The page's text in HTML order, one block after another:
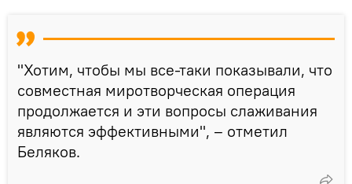
"Хотим, чтобы мы все-таки показывали, что
совместная миротворческая операция
продолжается и эти вопросы слаживания
являются эффективными", – отметил
Беляков.